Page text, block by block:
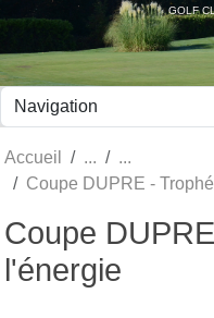
GOLF
Accueil
Coupe DUPRE -
Coupe
l'énergie
Panneau de gestion des